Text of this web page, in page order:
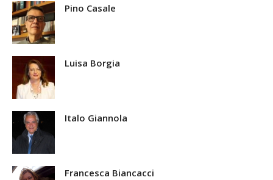
Pino Casale
Luisa Borgia
Italo Giannola
Francesca Biancacci